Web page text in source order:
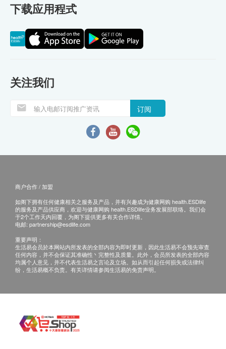
下载应用程式
关注我们
订阅
商户合作 / 加盟
如阁下拥有任何健康相关之服务及产品，并有兴趣成为健康网购 health.ESDlife
的服务及产品供应商，欢迎与健康网购 health.ESDlife业务发展部联络。我们会
于2个工作天内回覆，为阁下提供更多有关合作详情。
电邮: partnership@esdlife.com
重要声明：
生活易会员於本网站内所发表的全部内容为即时更新，因此生活易不会预先审查
任何内容，并不会保证其准确性丶完整性及质量。此外，会员所发表的全部内容
均属个人意见，并不代表生活易之言论及立场。如从而引起任何损失或法律纠
纷，生活易概不负责。有关详情请参阅生活易的免责声明。